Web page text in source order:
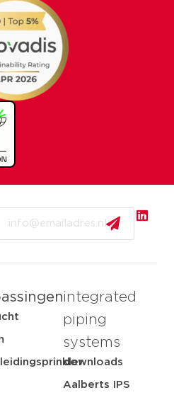
integrated
piping
systems
downloads
Aalberts IPS